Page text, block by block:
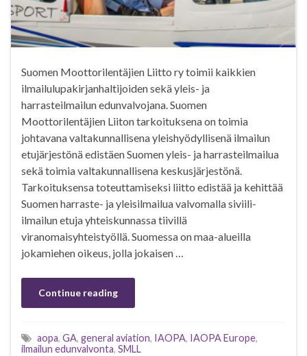
Suomen Moottorilentäjien Liitto ry toimii kaikkien
ilmailulupakirjanhaltijoiden sekä yleis- ja
harrasteilmailun edunvalvojana. Suomen
Moottorilentäjien Liiton tarkoituksena on toimia
johtavana valtakunnallisena yleishyödyllisenä ilmailun
etujärjestönä edistäen Suomen yleis- ja harrasteilmailua
sekä toimia valtakunnallisena keskusjärjestönä.
Tarkoituksensa toteuttamiseksi liitto edistää ja kehittää
Suomen harraste- ja yleisilmailua valvomalla siviili-
ilmailun etuja yhteiskunnassa tiivillä
viranomaisyhteistyöllä. Suomessa on maa-alueilla
jokamiehen oikeus, jolla jokaisen …
Continue reading
aopa, GA, general aviation, IAOPA, IAOPA Europe,
ilmailun edunvalvonta, SMLL